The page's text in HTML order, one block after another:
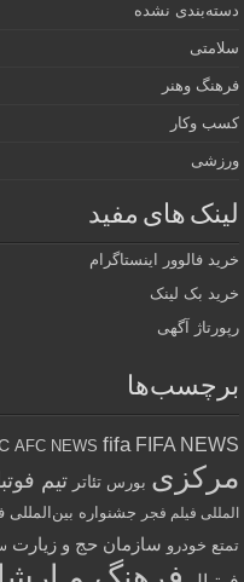
دسته‌بندی نشده
سلامتی
فرهنگ وهنر
کسب وکار
ورزشی
لینک های مفید
خرید فالوور اینستاگرام
خرید بک لینک
رپورتاژ آگهی
برچسب‌ها
AFC NEWS fifa FIFA NEWS
مرکزی بورس تئاتر تیم
المللی فیلم فجر جشنواره بین‌المللی
تمتع خودرو سازمان حج و زیارت